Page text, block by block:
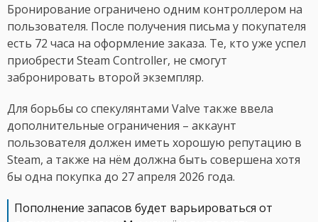
Бронирование ограничено одним контроллером на
пользователя. После получения письма у покупателя
есть 72 часа на оформление заказа. Те, кто уже успел
приобрести Steam Controller, не смогут
забронировать второй экземпляр.
Для борьбы со спекулянтами Valve также ввела
дополнительные ограничения – аккаунт
пользователя должен иметь хорошую репутацию в
Steam, а также на нём должна быть совершена хотя
бы одна покупка до 27 апреля 2026 года.
Пополнение запасов будет варьироваться от